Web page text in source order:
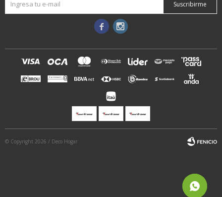
Suscribirme
 
© Copyright 2026 / Deco Hogar